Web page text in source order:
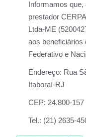
Informamos
prestador
Ltda-ME
aos beneficiários
Federativo e
Endereço: Rua
Itaboraí-RJ
CEP: 24.800-157
Tel.: (21) 2635-